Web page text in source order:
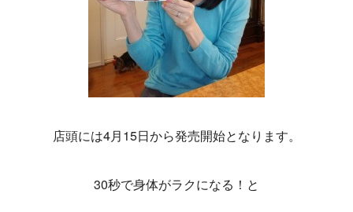
店頭には4月15日から発売開始となります。
30秒で身体がラクになる！と